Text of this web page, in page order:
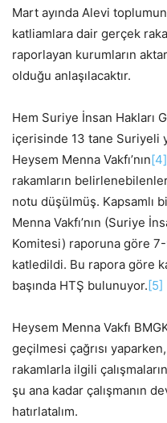
Mart ayında Alevi
katliamlara dair gerçek
raporlayan kurumların
olduğu anlaşılacaktır.
Hem Suriye İnsan Hakları
içerisinde 13 tane Suriyeli
Heysem Menna Vakfı’nın[4]
rakamların
notu düşülmüş. Kapsamlı
Menna Vakfı’nın (Suriye
Komitesi) raporuna göre
katledildi. Bu rapora göre
başında HTŞ bulunuyor.[5]
Heysem Menna Vakfı
geçilmesi çağrısı
rakamlarla ilgili
şu ana kadar çalışmanın
hatırlatalım.